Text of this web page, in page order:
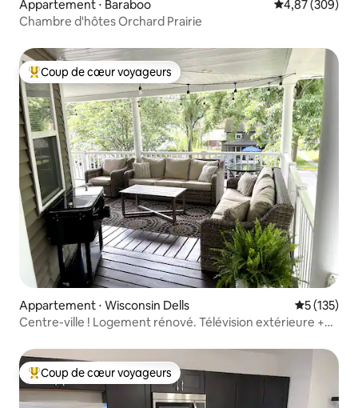
Appartement ⋅ Baraboo Évaluation
4,87 (309)
Chambre d'hôtes Orchard Prairie
Coups de cœur voyageurs les plus appréciés
Coup de cœur voyageurs
Appartement ⋅ Wisconsin Dells Évaluation
5 (135)
Centre-ville ! Logement rénové. Télévision extérieure +
Coups de cœur voyageurs les plus appréciés
Coup de cœur voyageurs